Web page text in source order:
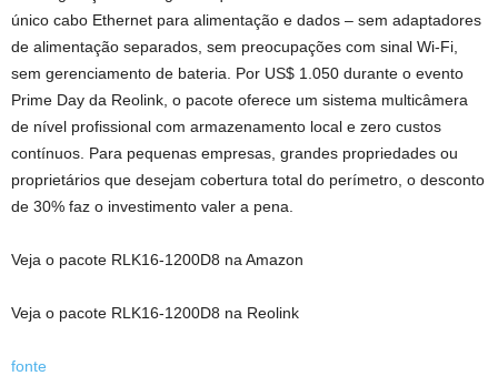
único cabo Ethernet para alimentação e dados – sem adaptadores
de alimentação separados, sem preocupações com sinal Wi-Fi,
sem gerenciamento de bateria. Por US$ 1.050 durante o evento
Prime Day da Reolink, o pacote oferece um sistema multicâmera
de nível profissional com armazenamento local e zero custos
contínuos. Para pequenas empresas, grandes propriedades ou
proprietários que desejam cobertura total do perímetro, o desconto
de 30% faz o investimento valer a pena.
Veja o pacote RLK16-1200D8 na Amazon
Veja o pacote RLK16-1200D8 na Reolink
fonte